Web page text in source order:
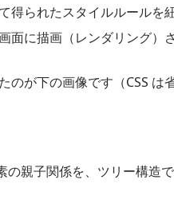
得られたスタイルルールを
面に描画（レンダリング）さ
のが下の画像です（CSS は
の親子関係を、ツリー構造